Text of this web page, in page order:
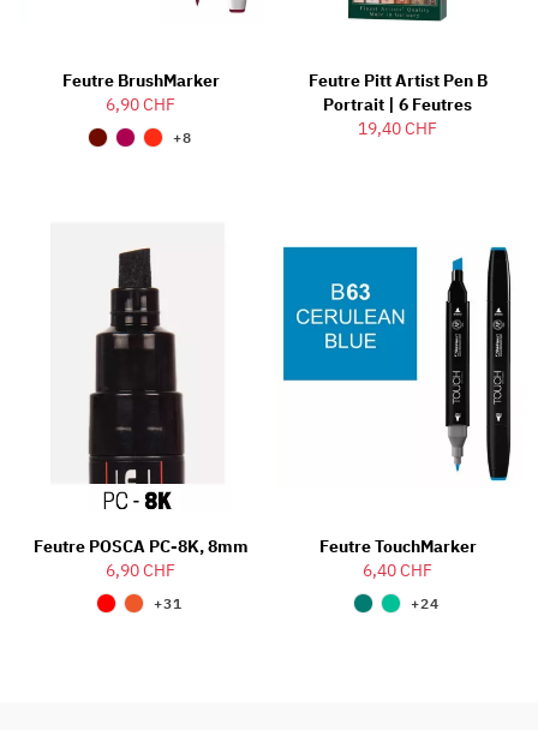
Feutre BrushMarker
6,90 CHF
+8
Feutre Pitt Artist Pen B
Portrait | 6 Feutres
19,40 CHF
Feutre POSCA PC-8K, 8mm
6,90 CHF
+31
Feutre TouchMarker
6,40 CHF
+24